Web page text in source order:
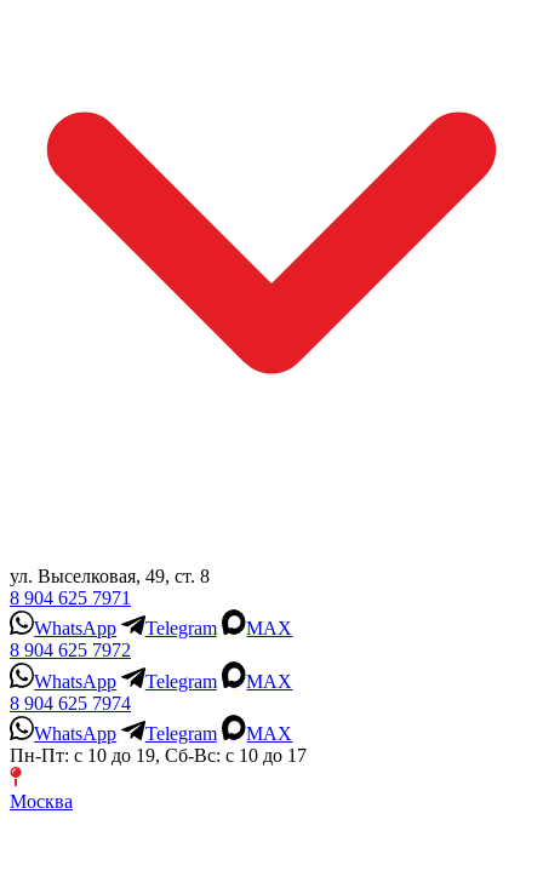
ул. Выселковая, 49, ст. 8
8 904 625 7971
WhatsApp
Telegram
MAX
8 904 625 7972
WhatsApp
Telegram
MAX
8 904 625 7974
WhatsApp
Telegram
MAX
Пн-Пт: с 10 до 19, Сб-Вс: с 10 до 17
Москва